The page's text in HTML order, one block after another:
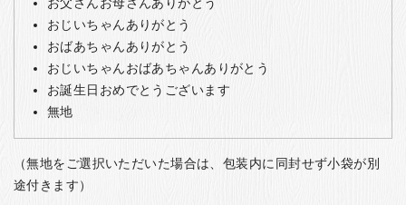
おじいちゃんありがとう
おばあちゃんありがとう
おじいちゃんおばあちゃんありがとう
お誕生日おめでとうございます
無地
（無地をご選択いただいた場合は、包装内に同封せず小袋が別
途付きます）